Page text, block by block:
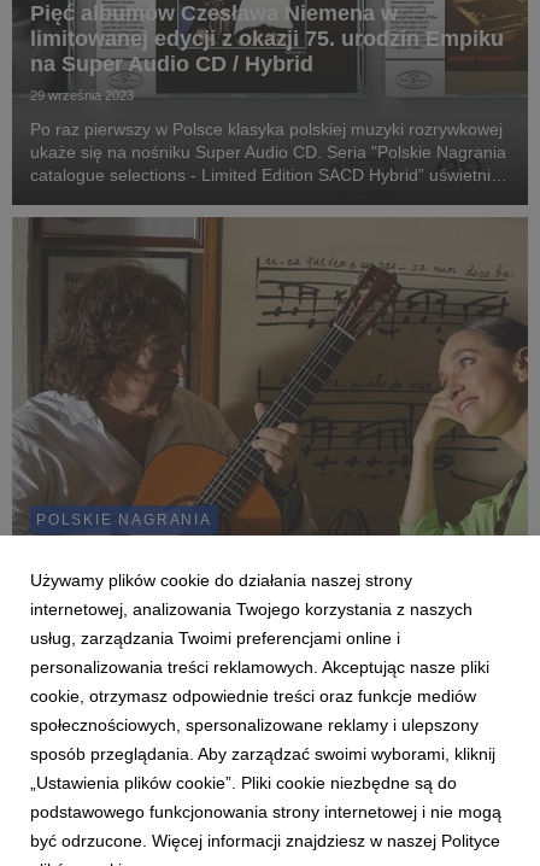
Pięć albumów Czesława Niemena w
limitowanej edycji z okazji 75. urodzin Empiku
na Super Audio CD / Hybrid
29 września 2023
Po raz pierwszy w Polsce klasyka polskiej muzyki rozrywkowej
ukaże się na nośniku Super Audio CD. Seria "Polskie Nagrania
catalogue selections - Limited Edition SACD Hybrid” uświetni
POLSKIE NAGRANIA
gwiazdy latin jazzu Toninho Horty "Bons
Amigos"!
12 września 2023
Album promuje teledysk do piosenki "PECÉM", który powstał
podczas sesji nagraniowej w Rio de Janeiro.
1 2
Używamy plików cookie do działania naszej strony
internetowej, analizowania Twojego korzystania z naszych
usług, zarządzania Twoimi preferencjami online i
personalizowania treści reklamowych. Akceptując nasze pliki
cookie, otrzymasz odpowiednie treści oraz funkcje mediów
społecznościowych, spersonalizowane reklamy i ulepszony
sposób przeglądania. Aby zarządzać swoimi wyborami, kliknij
„Ustawienia plików cookie”. Pliki cookie niezbędne są do
podstawowego funkcjonowania strony internetowej i nie mogą
być odrzucone. Więcej informacji znajdziesz w naszej Polityce